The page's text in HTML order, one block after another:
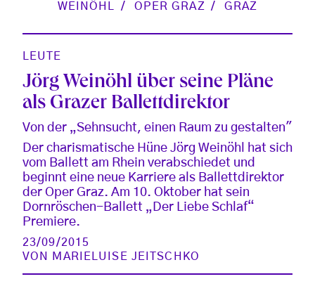
WEINÖHL OPER GRAZ GRAZ
LEUTE
Jörg Weinöhl über seine Pläne
als Grazer Ballettdirektor
Von der „Sehnsucht, einen Raum zu gestalten"
Der charismatische Hüne Jörg Weinöhl hat sich
vom Ballett am Rhein verabschiedet und
beginnt eine neue Karriere als Ballettdirektor
der Oper Graz. Am 10. Oktober hat sein
Dornröschen-Ballett „Der Liebe Schlaf“
Premiere.
23/09/2015
VON MARIELUISE JEITSCHKO